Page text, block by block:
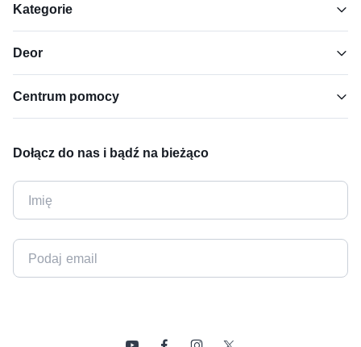
Kategorie
Deor
Centrum pomocy
Dołącz do nas i bądź na bieżąco